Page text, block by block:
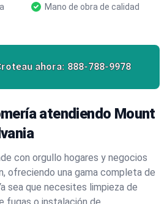
Mano de obra de calidad
ahora: 888-788-9978
atendiendo Mount
con orgullo hogares y negocios
ofreciendo una gama completa de
sea que necesites limpieza de